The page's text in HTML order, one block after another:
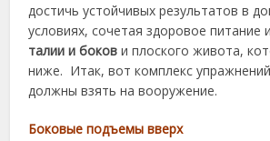
достичь устойчивых результатов в
условиях, сочетая здоровое питание
талии и боков и плоского живота,
ниже. Итак, вот комплекс
должны взять на вооружение.
Боковые подъемы вверх